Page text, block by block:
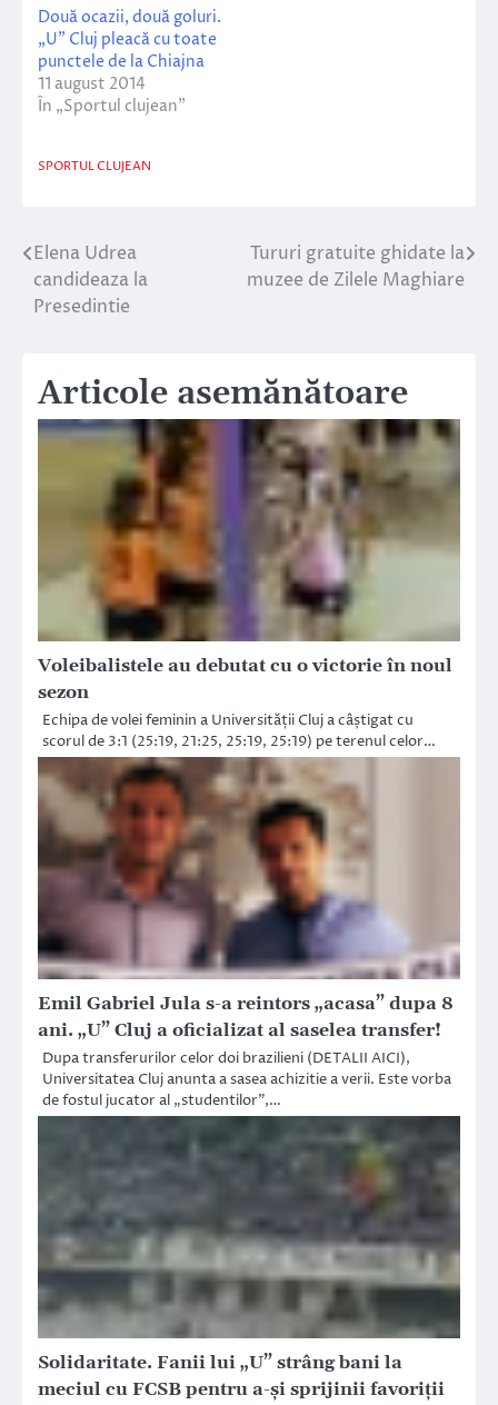
Două ocazii, două goluri.
„U” Cluj pleacă cu toate
punctele de la Chiajna
11 august 2014
În „Sportul clujean”
SPORTUL CLUJEAN
Navigare
în
Elena Udrea
candideaza la
Presedintie
Tururi gratuite ghidate la
muzee de Zilele Maghiare
Articole asemănătoare
Voleibalistele au debutat cu o victorie în noul
sezon
Echipa de volei feminin a Universității Cluj a câștigat cu
scorul de 3:1 (25:19, 21:25, 25:19, 25:19) pe terenul celor…
Emil Gabriel Jula s-a reintors „acasa” dupa 8
ani. „U” Cluj a oficializat al saselea transfer!
Dupa transferurilor celor doi brazilieni (DETALII AICI),
Universitatea Cluj anunta a sasea achizitie a verii. Este vorba
de fostul jucator al „studentilor”,…
Solidaritate. Fanii lui „U” strâng bani la
meciul cu FCSB pentru a-și sprijinii favoriții